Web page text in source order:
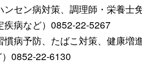
セン病対策、調理師・栄養士
疾病など）0852-22-5267
病予防、たばこ対策、健康増
）0852-22-6130